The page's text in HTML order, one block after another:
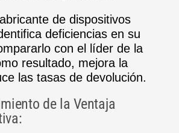
de dispositivos
deficiencias en su
con el líder de la
resultado, mejora la
las tasas de devolución.
de la Ventaja